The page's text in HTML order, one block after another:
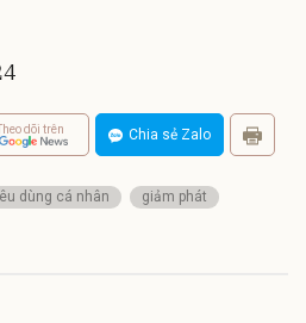
dõi trên Chia sẻ Zalo
dùng cá nhân
giảm phát